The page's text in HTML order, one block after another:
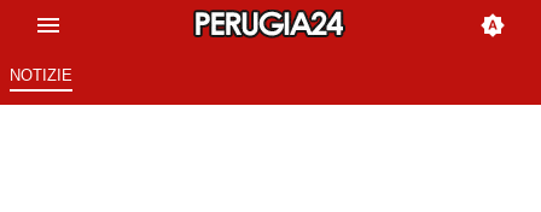
NOTIZIE